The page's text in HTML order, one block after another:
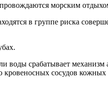
морским
в группе риска
воды срабатывает
кровеносных сосудов